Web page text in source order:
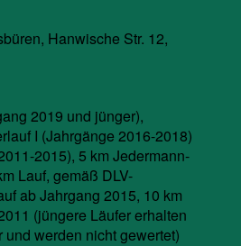
Hanwische Str. 12,
2019 und jünger),
I (Jahrgänge 2016-2018)
2015), 5 km Jedermann-
Lauf, gemäß DLV-
ab Jahrgang 2015, 10 km
(jüngere Läufer erhalten
und werden nicht gewertet)